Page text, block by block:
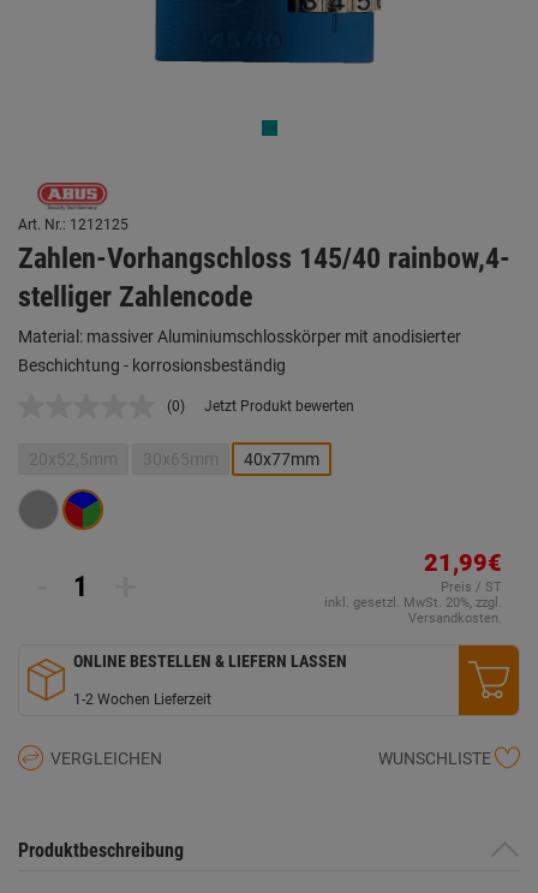
Art. Nr.: 1212125
Zahlen-Vorhangschloss 145/40 rainbow,4-
stelliger Zahlencode
Material: massiver Aluminiumschlosskörper mit anodisierter
Beschichtung - korrosionsbeständig
Kein
Link
auf
(0) Jetzt Produkt bewerten
20x52,5mm 30x65mm 40x77mm
21,99€
Preis / ST
inkl. gesetzl. MwSt. 20%, zzgl.
Versandkosten.
ONLINE BESTELLEN & LIEFERN LASSEN
1-2 Wochen Lieferzeit
VERGLEICHEN WUNSCHLISTE
Produktbeschreibung